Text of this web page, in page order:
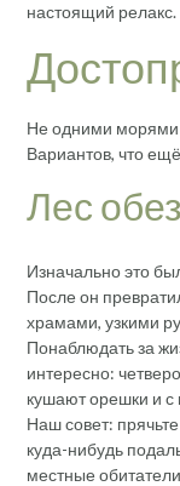
настоящий релакс.
Не одними
Вариантов, что
Лес
Изначально это
После он
храмами, узкими
Понаблюдать за
интересно:
кушают орешки и с
Наш совет:
куда-нибудь
местные